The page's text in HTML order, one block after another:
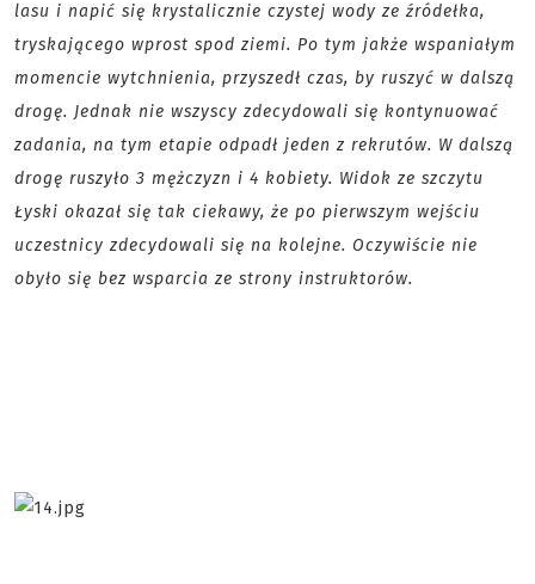
lasu i napić się krystalicznie czystej wody ze źródełka,
tryskającego wprost spod ziemi. Po tym jakże wspaniałym
momencie wytchnienia, przyszedł czas, by ruszyć w dalszą
drogę. Jednak nie wszyscy zdecydowali się kontynuować
zadania, na tym etapie odpadł jeden z rekrutów. W dalszą
drogę ruszyło 3 mężczyzn i 4 kobiety. Widok ze szczytu
Łyski okazał się tak ciekawy, że po pierwszym wejściu
uczestnicy zdecydowali się na kolejne. Oczywiście nie
obyło się bez wsparcia ze strony instruktorów.